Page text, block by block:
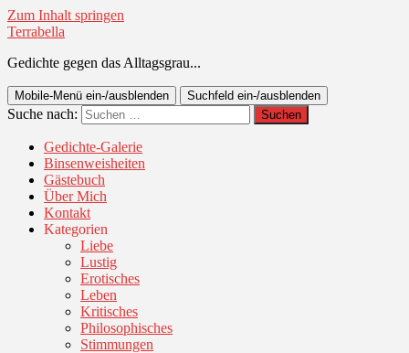
Zum Inhalt springen
Terrabella
Gedichte gegen das Alltagsgrau...
Mobile-Menü ein-/ausblenden Suchfeld ein-/ausblenden
Suche nach:
Gedichte-Galerie
Binsenweisheiten
Gästebuch
Über Mich
Kontakt
Kategorien
Liebe
Lustig
Erotisches
Leben
Kritisches
Philosophisches
Stimmungen